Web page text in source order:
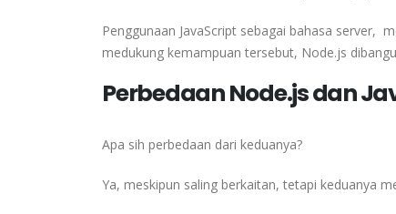
Penggunaan JavaScript sebagai bahasa server,
medukung kemampuan tersebut, Node.js
Perbedaan Node.js dan
Apa sih perbedaan dari keduanya?
Ya, meskipun saling berkaitan, tetapi keduanya